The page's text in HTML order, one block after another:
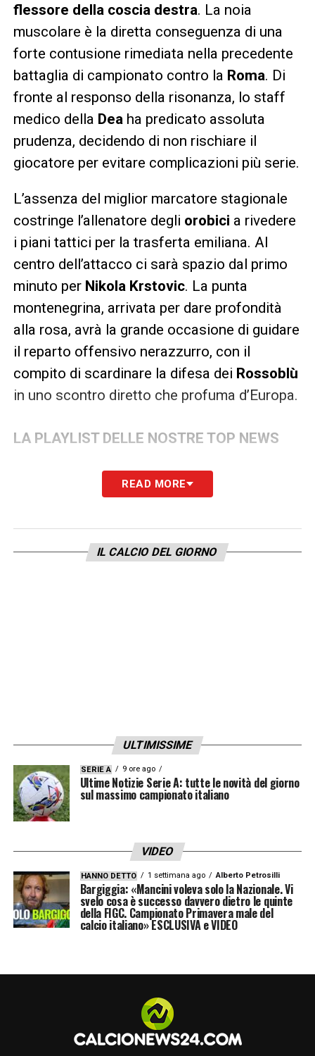
flessore della coscia destra. La noia
muscolare è la diretta conseguenza di una
forte contusione rimediata nella precedente
battaglia di campionato contro la Roma. Di
fronte al responso della risonanza, lo staff
medico della Dea ha predicato assoluta
prudenza, decidendo di non rischiare il
giocatore per evitare complicazioni più serie.
L’assenza del miglior marcatore stagionale
costringe l’allenatore degli orobici a rivedere
i piani tattici per la trasferta emiliana. Al
centro dell’attacco ci sarà spazio dal primo
minuto per Nikola Krstovic. La punta
montenegrina, arrivata per dare profondità
alla rosa, avrà la grande occasione di guidare
il reparto offensivo nerazzurro, con il
compito di scardinare la difesa dei Rossoblù
in uno scontro diretto che profuma d’Europa.
LA PLAYLIST DELLE NOSTRE TOP NEWS
READ MORE
IL CALCIO DEL GIORNO
ULTIMISSIME
SERIE A 9 ore ago
Ultime Notizie Serie A: tutte le novità del giorno
sul massimo campionato italiano
VIDEO
HANNO DETTO 1 settimana ago Alberto Petrosilli
Bargiggia: «Mancini voleva solo la Nazionale. Vi
svelo cosa è successo davvero dietro le quinte
della FIGC. Campionato Primavera male del
calcio italiano» ESCLUSIVA e VIDEO